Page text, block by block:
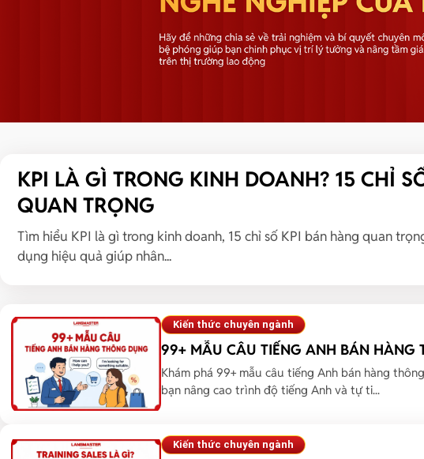
KPI LÀ GÌ TRONG KINH DOANH? 15 CHỈ
QUAN TRỌNG
Tìm hiểu KPI là gì trong kinh doanh, 15 chỉ số KPI bán hàng quan
dụng hiệu quả giúp nhân...
Kiến thức chuyên ngành
99+ MẪU CÂU TIẾNG ANH BÁN HÀNG
Khám phá 99+ mẫu câu tiếng Anh bán hàng
bạn nâng cao trình độ tiếng Anh và tự ti...
Kiến thức chuyên ngành